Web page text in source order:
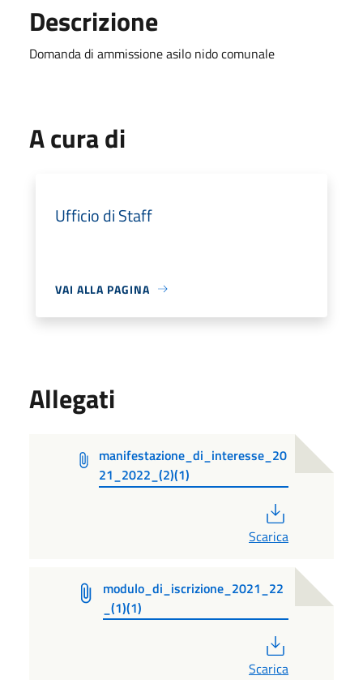
Descrizione
Domanda di ammissione asilo nido comunale
A cura di
Ufficio di Staff
VAI ALLA PAGINA
Allegati
manifestazione_di_interesse_20
21_2022_(2)(1)
Scarica
modulo_di_iscrizione_2021_22
_(1)(1)
Scarica